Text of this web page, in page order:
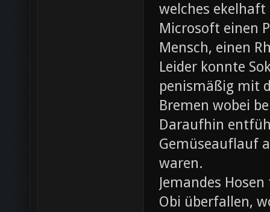
welches
Microsoft einen
Mensch, einen
Leider konnte
penismäßig mit
Bremen wobei
Daraufhin
Gemüseauflauf
waren.
Jemandes
Obi überfallen,